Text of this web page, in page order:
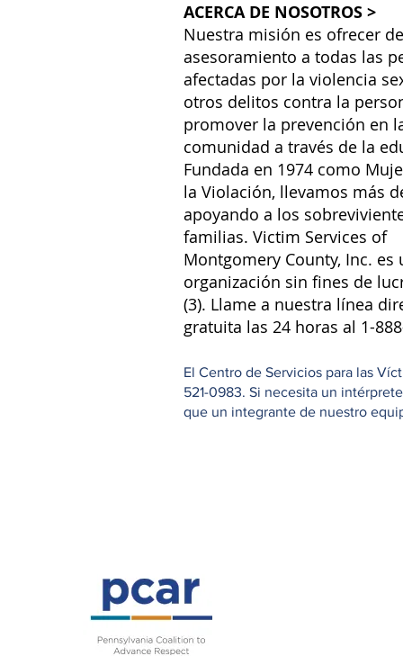
ACERCA DE NOSOTROS >
Nuestra misión es ofrecer
asesoramiento a todas las
afectadas por la violencia
otros delitos contra la
promover la prevención en
comunidad a través de la
Fundada en 1974 como
la Violación, llevamos más
apoyando a los
familias. Victim Services of
Montgomery County, Inc. es
organización sin fines de
(3). Llame a nuestra línea
gratuita las 24 horas al 1-
El Centro de Servicios para las
521-0983. Si necesita un
que un integrante de nuestro